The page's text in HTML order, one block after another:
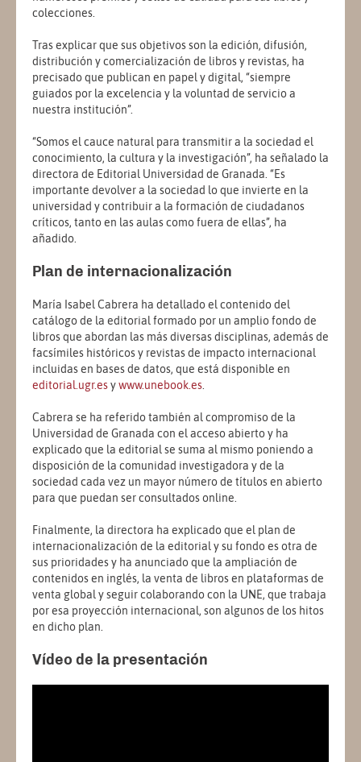
colecciones.
Tras explicar que sus objetivos son la edición, difusión,
distribución y comercialización de libros y revistas, ha
precisado que publican en papel y digital, “siempre
guiados por la excelencia y la voluntad de servicio a
nuestra institución”.
“Somos el cauce natural para transmitir a la sociedad el
conocimiento, la cultura y la investigación”, ha señalado la
directora de Editorial Universidad de Granada. “Es
importante devolver a la sociedad lo que invierte en la
universidad y contribuir a la formación de ciudadanos
críticos, tanto en las aulas como fuera de ellas”, ha
añadido.
Plan de internacionalización
María Isabel Cabrera ha detallado el contenido del
catálogo de la editorial formado por un amplio fondo de
libros que abordan las más diversas disciplinas, además de
facsímiles históricos y revistas de impacto internacional
incluidas en bases de datos, que está disponible en
editorial.ugr.esywww.unebook.es
Cabrera se ha referido también al compromiso de la
Universidad de Granada con el acceso abierto y ha
explicado que la editorial se suma al mismo poniendo a
disposición de la comunidad investigadora y de la
sociedad cada vez un mayor número de títulos en abierto
para que puedan ser consultados online.
Finalmente, la directora ha explicado que el plan de
internacionalización de la editorial y su fondo es otra de
sus prioridades y ha anunciado que la ampliación de
contenidos en inglés, la venta de libros en plataformas de
venta global y seguir colaborando con la UNE, que trabaja
por esa proyección internacional, son algunos de los hitos
en dicho plan.
Vídeo de la presentación